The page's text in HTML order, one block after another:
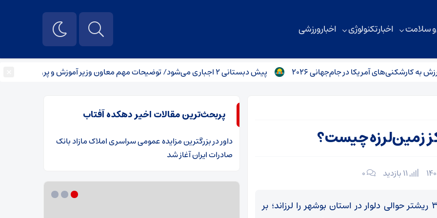
و سلامت اخبار تکنولوژی اخبار ورزشی
آمریکا در جام‌جهانی ۲۰۲۶ پیش دبستانی ۲ اجباری می‌شود/ توضیحات مهم معاون وزیر آموزش و پرورش
زمین‌لرزه چیست؟
۰
ساعت ۱۴:۲۸ جمعه، زمین‌لرزه‌ای به بزرگی ۳.۸ ریشتر حوالی دلوار در استان بوشهر را لرزاند؛ بر
پربحث‌ترین مقالات اخیر دهکده آفتاب
داوردر​بزرگترین مزایده عمومی سراسری املاک مازاد بانک
صادرات ایران آغاز شد